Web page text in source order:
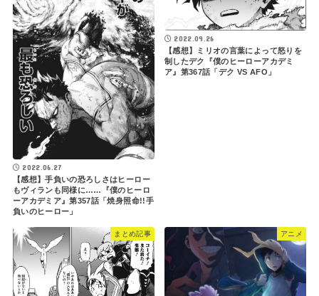
2022.06.27
【感想】手負いの恐ろしさはヒーロー
もヴィランも同様に……『僕のヒーロ
ーアカデミア』第357話「焼身照命!!手
負いのヒーロー」
2022.09.26
【感想】ミリオの言葉によって怒りを
制したデク『僕のヒーローアカデミ
ア』第367話「デク VS AFO」
まとめ記事 アニメ